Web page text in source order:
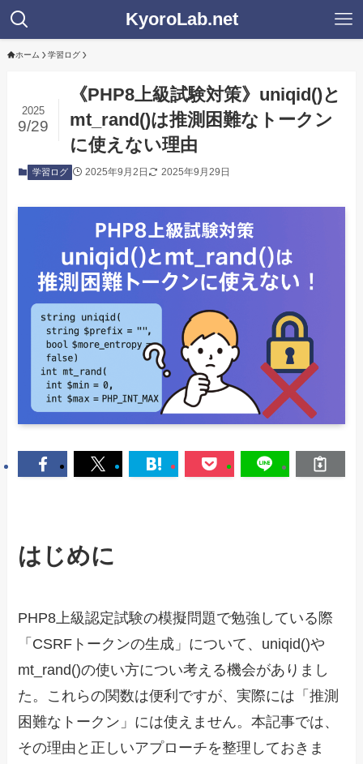
KyoroLab.net
ホーム 学習ログ
《PHP8上級試験対策》uniqid()と
mt_rand()は推測困難なトークン
に使えない理由
2025
9/29
学習ログ 2025年9月2日 2025年9月29日
はじめに
PHP8上級認定試験の模擬問題で勉強している際
「CSRFトークンの生成」について、uniqid()や
mt_rand()の使い方につい考える機会がありまし
た。これらの関数は便利ですが、実際には「推測
困難なトークン」には使えません。本記事では、
その理由と正しいアプローチを整理しておきま